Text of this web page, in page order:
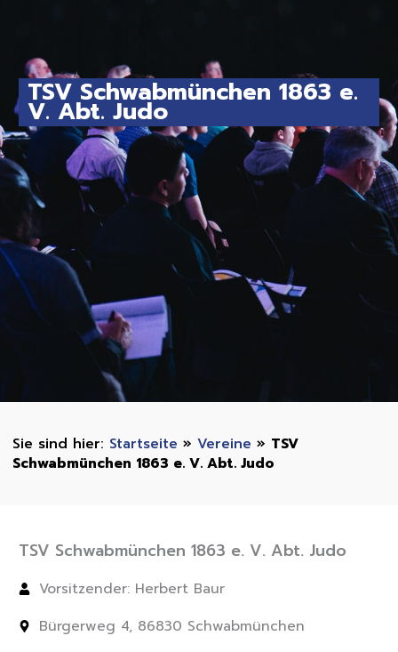
TSV Schwabmünchen 1863 e.
V. Abt. Judo
Startseite » Vereine » TSV
Schwabmünchen 1863 e. V. Abt. Judo
TSV Schwabmünchen 1863 e. V. Abt. Judo
Vorsitzender: Herbert Baur
Bürgerweg 4, 86830 Schwabmünchen